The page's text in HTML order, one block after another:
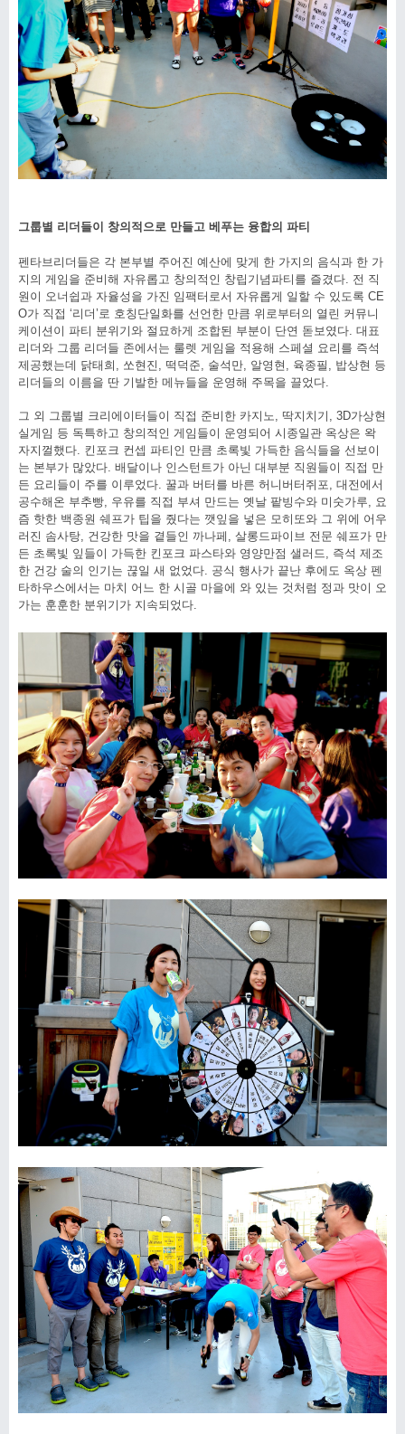
그룹별 리더들이 창의적으로 만들고 베푸는 융합의 파티
펜타브리더들은 각 본부별 주어진 예산에 맞게 한 가지의 음식과 한 가
지의 게임을 준비해 자유롭고 창의적인 창립기념파티를 즐겼다. 전 직
원이 오너쉽과 자율성을 가진 임팩터로서 자유롭게 일할 수 있도록 CE
O가 직접 ‘리더’로 호칭단일화를 선언한 만큼 위로부터의 열린 커뮤니
케이션이 파티 분위기와 절묘하게 조합된 부분이 단연 돋보였다. 대표
리더와 그룹 리더들 존에서는 룰렛 게임을 적용해 스페셜 요리를 즉석
제공했는데 닭태희, 쏘현진, 떡덕준, 술석만, 알영현, 육종필, 밥상현 등
리더들의 이름을 딴 기발한 메뉴들을 운영해 주목을 끌었다.
그 외 그룹별 크리에이터들이 직접 준비한 카지노, 딱지치기, 3D가상현
실게임 등 독특하고 창의적인 게임들이 운영되어 시종일관 옥상은 왁
자지껄했다. 킨포크 컨셉 파티인 만큼 초록빛 가득한 음식들을 선보이
는 본부가 많았다. 배달이나 인스턴트가 아닌 대부분 직원들이 직접 만
든 요리들이 주를 이루었다. 꿀과 버터를 바른 허니버터쥐포, 대전에서
공수해온 부추빵, 우유를 직접 부셔 만드는 옛날 팥빙수와 미숫가루, 요
즘 핫한 백종원 쉐프가 팁을 줬다는 깻잎을 넣은 모히또와 그 위에 어우
러진 솜사탕, 건강한 맛을 곁들인 까나페, 살롱드파이브 전문 쉐프가 만
든 초록빛 잎들이 가득한 킨포크 파스타와 영양만점 샐러드, 즉석 제조
한 건강 술의 인기는 끊일 새 없었다. 공식 행사가 끝난 후에도 옥상 펜
타하우스에서는 마치 어느 한 시골 마을에 와 있는 것처럼 정과 맛이 오
가는 훈훈한 분위기가 지속되었다.